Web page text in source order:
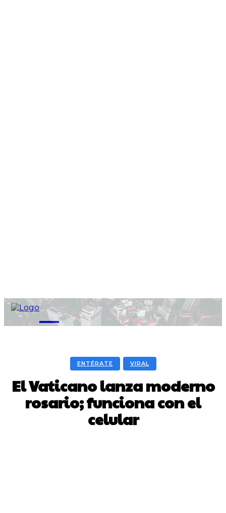
M
ENTÉRATE VIRAL
El Vaticano lanza moderno
rosario; funciona con el
celular